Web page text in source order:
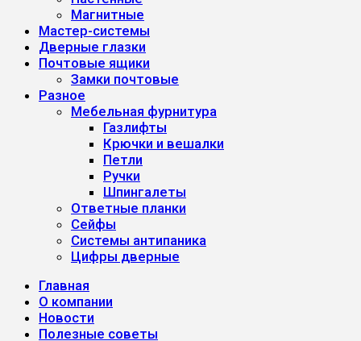
Магнитные
Мастер-системы
Дверные глазки
Почтовые ящики
Замки почтовые
Разное
Мебельная фурнитура
Газлифты
Крючки и вешалки
Петли
Ручки
Шпингалеты
Ответные планки
Сейфы
Системы антипаника
Цифры дверные
Главная
О компании
Новости
Полезные советы